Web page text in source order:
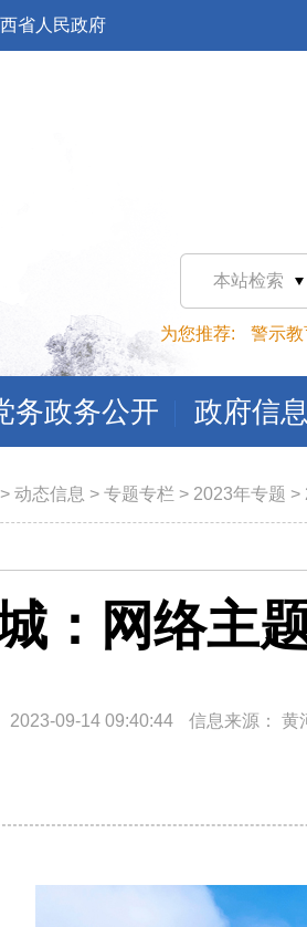
省人民政府
本站检索
为您推荐: 警示教
务政务公开 政府信
> 动态信息 > 专题专栏 > 2023年专题 >
：网络主
2023-09-14 09:40:44 信息来源： 黄